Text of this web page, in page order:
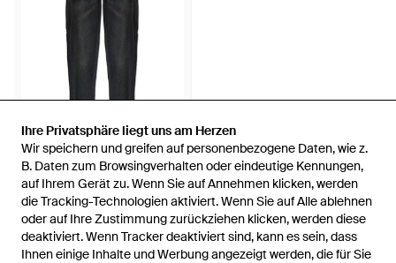
Ihre Privatsphäre liegt uns am Herzen
Wir speichern und greifen auf personenbezogene Daten, wie z.
B. Daten zum Browsingverhalten oder eindeutige Kennungen,
auf Ihrem Gerät zu. Wenn Sie auf Annehmen klicken, werden
die Tracking-Technologien aktiviert. Wenn Sie auf Alle ablehnen
oder auf Ihre Zustimmung zurückziehen klicken, werden diese
deaktiviert. Wenn Tracker deaktiviert sind, kann es sein, dass
Ihnen einige Inhalte und Werbung angezeigt werden, die für Sie
Ihre Privatsphäre liegt uns am Herzen
Wir speichern und greifen auf personenbezogene Daten, wie z.
B. Daten zum Browsingverhalten oder eindeutige Kennungen,
auf Ihrem Gerät zu. Wenn Sie auf Annehmen klicken, werden
die Tracking-Technologien aktiviert. Wenn Sie auf Alle ablehnen
oder auf Ihre Zustimmung zurückziehen klicken, werden diese
deaktiviert. Wenn Tracker deaktiviert sind, kann es sein, dass
Ihnen einige Inhalte und Werbung angezeigt werden, die für Sie
227 €
MISBHV
Logo Jeans - Schwarz
VonMiinto
AUSVERKAUFT